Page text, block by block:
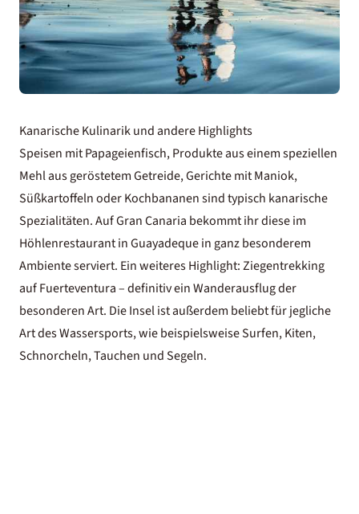
Kanarische Kulinarik und andere Highlights
Speisen mit Papageienfisch, Produkte aus einem speziellen
Mehl aus geröstetem Getreide, Gerichte mit Maniok,
Süßkartoffeln oder Kochbananen sind typisch kanarische
Spezialitäten. Auf Gran Canaria bekommt ihr diese im
Höhlenrestaurant in Guayadeque in ganz besonderem
Ambiente serviert. Ein weiteres Highlight: Ziegentrekking
auf Fuerteventura – definitiv ein Wanderausflug der
besonderen Art. Die Insel ist außerdem beliebt für jegliche
Art des Wassersports, wie beispielsweise Surfen, Kiten,
Schnorcheln, Tauchen und Segeln.